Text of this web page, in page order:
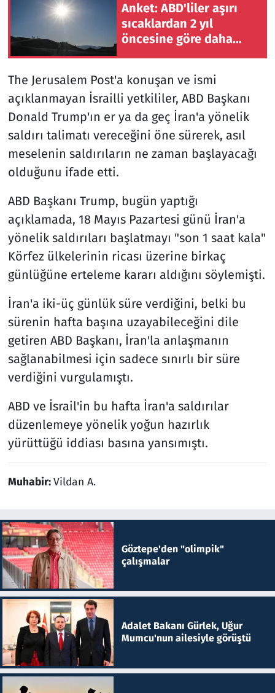
Anket: ABD'liler aşırı
sıcaklardan 2 yıl
öncesine göre daha
The Jerusalem Post'a konuşan ve ismi
açıklanmayan İsrailli yetkililer, ABD Başkanı
Donald Trump'ın er ya da geç İran'a yönelik
saldırı talimatı vereceğini öne sürerek, asıl
meselenin saldırıların ne zaman başlayacağı
olduğunu ifade etti.
ABD Başkanı Trump, bugün yaptığı
açıklamada, 18 Mayıs Pazartesi günü İran'a
yönelik saldırıları başlatmayı "son 1 saat kala"
Körfez ülkelerinin ricası üzerine birkaç
günlüğüne erteleme kararı aldığını söylemişti.
İran'a iki-üç günlük süre verdiğini, belki bu
sürenin hafta başına uzayabileceğini dile
getiren ABD Başkanı, İran'la anlaşmanın
sağlanabilmesi için sadece sınırlı bir süre
verdiğini vurgulamıştı.
ABD ve İsrail'in bu hafta İran'a saldırılar
düzenlemeye yönelik yoğun hazırlık
yürüttüğü iddiası basına yansımıştı.
Muhabir:Vildan A.
Göztepe'den "olimpik"
çalışmalar
Adalet Bakanı Gürlek, Uğur
Mumcu'nun ailesiyle görüştü